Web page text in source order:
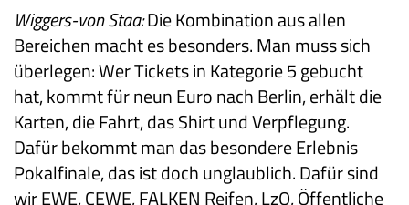
Wiggers-von Staa:Die Kombination aus allen
Bereichen macht es besonders. Man muss sich
überlegen: Wer Tickets in Kategorie 5 gebucht
hat, kommt für neun Euro nach Berlin, erhält die
Karten, die Fahrt, das Shirt und Verpflegung.
Dafür bekommt man das besondere Erlebnis
Pokalfinale, das ist doch unglaublich. Dafür sind
wir EWE, CEWE, FALKEN Reifen, LzO, Öffentliche